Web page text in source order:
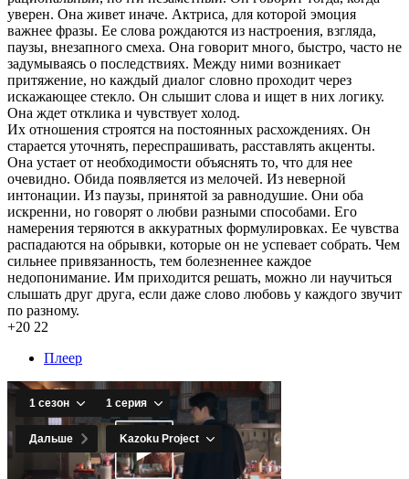
уверен. Она живет иначе. Актриса, для которой эмоция
важнее фразы. Ее слова рождаются из настроения, взгляда,
паузы, внезапного смеха. Она говорит много, быстро, часто не
задумываясь о последствиях. Между ними возникает
притяжение, но каждый диалог словно проходит через
искажающее стекло. Он слышит слова и ищет в них логику.
Она ждет отклика и чувствует холод.
Их отношения строятся на постоянных расхождениях. Он
старается уточнять, переспрашивать, расставлять акценты.
Она устает от необходимости объяснять то, что для нее
очевидно. Обида появляется из мелочей. Из неверной
интонации. Из паузы, принятой за равнодушие. Они оба
искренни, но говорят о любви разными способами. Его
намерения теряются в аккуратных формулировках. Ее чувства
распадаются на обрывки, которые он не успевает собрать. Чем
сильнее привязанность, тем болезненнее каждое
недопонимание. Им приходится решать, можно ли научиться
слышать друг друга, если даже слово любовь у каждого звучит
по разному.
+20 22
Плеер